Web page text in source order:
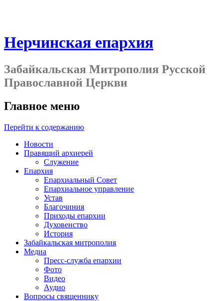
Нерчинская епархия
Забайкальская Митрополия Русской
Православной Церкви
Главное меню
Перейти к содержанию
Новости
Правящий архиерей
Служение
Епархия
Епархиальный Совет
Епархиальное управление
Устав
Благочиния
Приходы епархии
Духовенство
История
Забайкальская митрополия
Медиа
Пресс-служба епархии
Фото
Видео
Аудио
Вопросы священнику